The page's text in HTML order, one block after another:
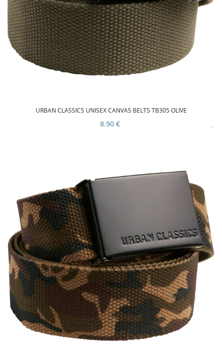
URBAN CLASSICS UNISEX CANVAS BELTS TB305 OLIVE
8.90 €